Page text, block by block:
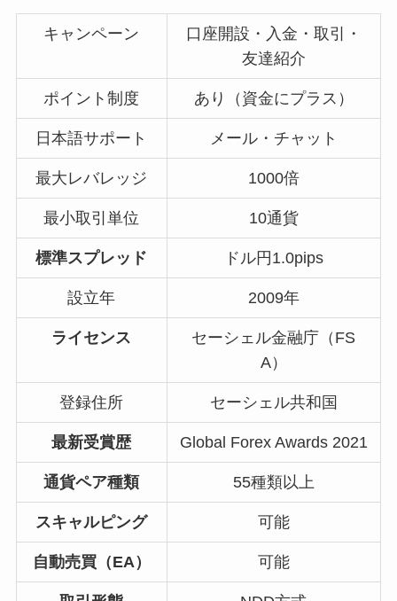
キャンペーン
口座開設・入金・取引・
友達紹介
ポイント制度 あり（資金にプラス）
日本語サポート メール・チャット
最大レバレッジ 1000倍
最小取引単位 10通貨
標準スプレッド ドル円1.0pips
設立年 2009年
ライセンス
セーシェル金融庁（FS
A）
登録住所 セーシェル共和国
最新受賞歴 Global Forex Awards 2021
通貨ペア種類 55種類以上
スキャルピング 可能
自動売買（EA） 可能